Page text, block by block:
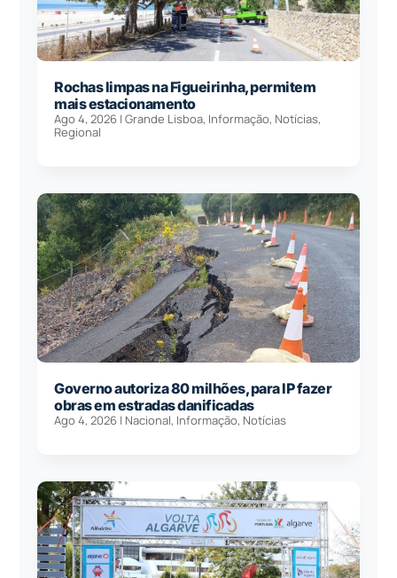
Rochas limpas na Figueirinha, permitem
mais estacionamento
Ago 4, 2026 |Grande Lisboa, Informação, Notícias,
Regional
Governo autoriza 80 milhões, para IP fazer
obras em estradas danificadas
Ago 4, 2026 | Nacional, Informação, Notícias